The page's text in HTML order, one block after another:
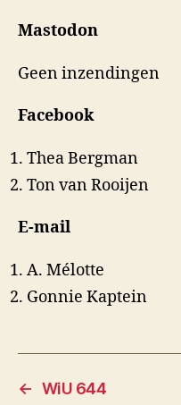
Mastodon
Geen inzendingen
Facebook
Thea Bergman
Ton van Rooijen
E-mail
A. Mélotte
Gonnie Kaptein
← WiU 644